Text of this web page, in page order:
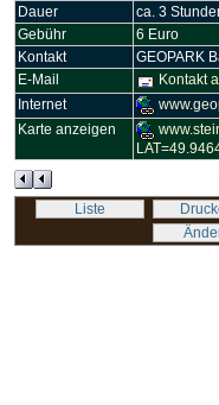
Dauer
ca. 3
Gebühr
6 Euro
Kontakt
GEOPARK
E-Mail
Kontakt
Internet
Karte anzeigen
Liste